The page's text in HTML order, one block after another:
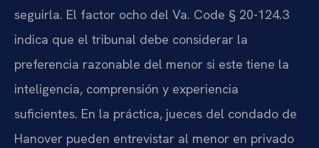
seguirla. El factor ocho del Va. Code § 20-124.3
indica que el tribunal debe considerar la
preferencia razonable del menor si este tiene la
inteligencia, comprensión y experiencia
suficientes. En la práctica, jueces del condado de
Hanover pueden entrevistar al menor en privado